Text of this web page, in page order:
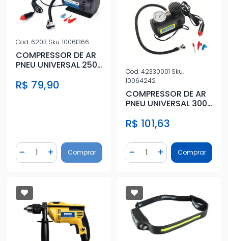
Cod. 6203 Sku.10061366
COMPRESSOR DE AR
PNEU UNIVERSAL 250
R$ 79,90
Diminuir Quantidade
Quantidade
Adicionar Quantidade
Comprar
Cod.42330001 Sku.
10064242
COMPRESSOR DE AR
PNEU UNIVERSAL 300
R$ 101,63
Diminuir Quantidade
Quantidade
AdicionarComprar